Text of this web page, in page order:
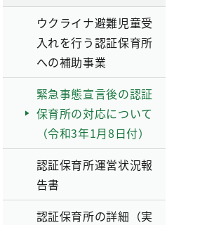
ウクライナ避難児童受
入れを行う認証保育所
への補助事業
緊急事態宣言後の認証
保育所の対応について
（令和3年1月8日付）
認証保育所運営状況報
告書
認証保育所の詳細（実